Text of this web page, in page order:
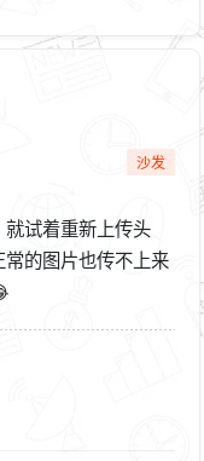
沙发
试着重新上传头
的图片也传不上来